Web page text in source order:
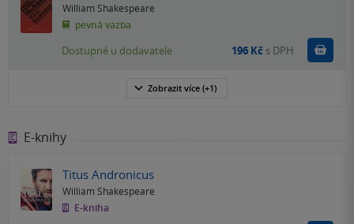
William Shakespeare
pevná vazba
Dostupné u dodavatele 196 Kč s DPH
Zobrazit více (+1)
E-knihy
Titus Andronicus
William Shakespeare
E-kniha